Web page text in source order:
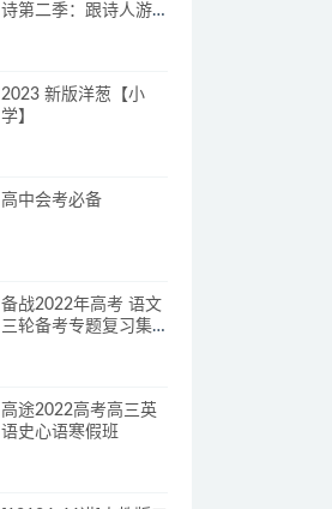
诗第二季：跟诗人游
2023 新版洋葱【小
学】
高中会考必备
备战2022年高考 语文
三轮备考专题复习集
高途2022高考高三英
语史心语寒假班